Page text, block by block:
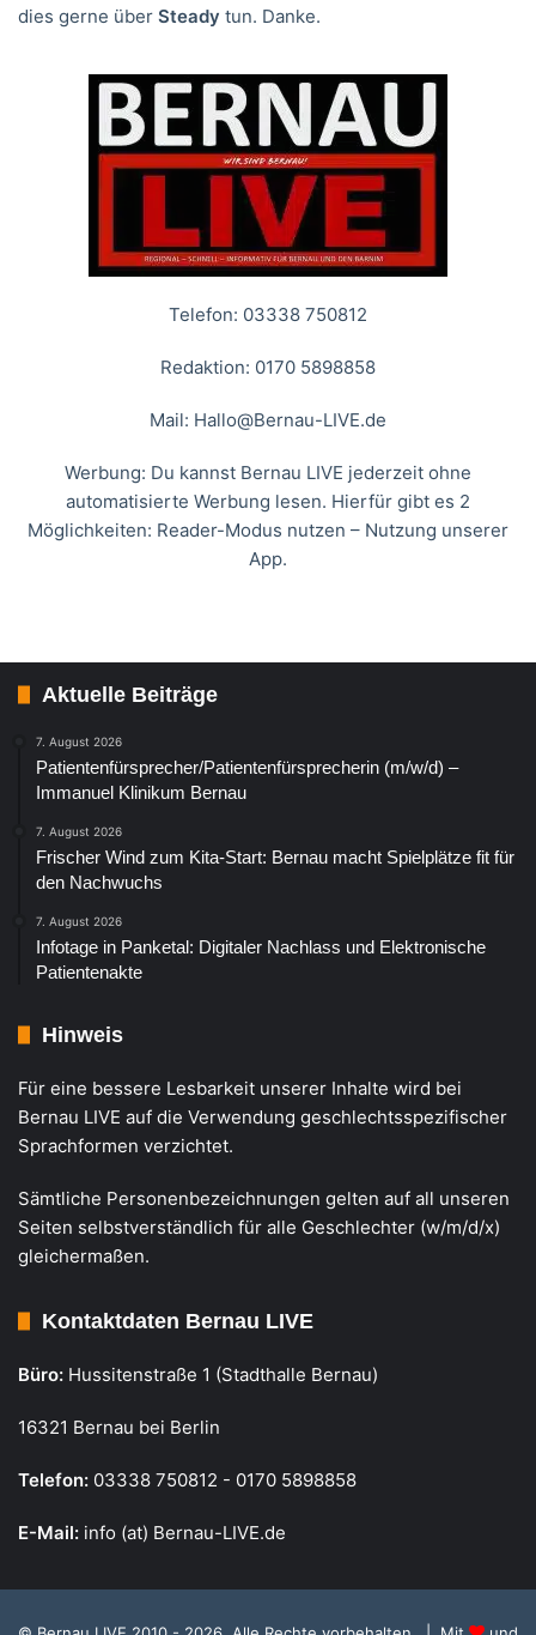
dies gerne über Steady tun. Danke.
Telefon: 03338 750812
Redaktion: 0170 5898858
Mail: Hallo@Bernau-LIVE.de
Werbung: Du kannst Bernau LIVE jederzeit ohne
automatisierte Werbung lesen. Hierfür gibt es 2
Möglichkeiten: Reader-Modus nutzen – Nutzung unserer
App.
Aktuelle Beiträge
7. August 2026
Patientenfürsprecher/Patientenfürsprecherin (m/w/d) –
Immanuel Klinikum Bernau
7. August 2026
Frischer Wind zum Kita-Start: Bernau macht Spielplätze fit für
den Nachwuchs
7. August 2026
Infotage in Panketal: Digitaler Nachlass und Elektronische
Patientenakte
Hinweis
Für eine bessere Lesbarkeit unserer Inhalte wird bei
Bernau LIVE auf die Verwendung geschlechtsspezifischer
Sprachformen verzichtet.
Sämtliche Personenbezeichnungen gelten auf all unseren
Seiten selbstverständlich für alle Geschlechter (w/m/d/x)
gleichermaßen.
Kontaktdaten Bernau LIVE
Büro: Hussitenstraße 1 (Stadthalle Bernau)
16321 Bernau bei Berlin
Telefon: 03338 750812 - 0170 5898858
E-Mail: info (at) Bernau-LIVE.de